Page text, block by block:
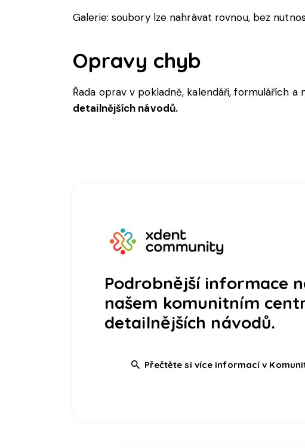
Galerie: soubory lze nahrávat rovnou, bez
Opravy chyb
Řada oprav v pokladně, kalendáři,formulářích a
detailnějších návodů.
Podrobnější informace
našem komunitním
detailnějších návodů.
Přečtěte si více informací v